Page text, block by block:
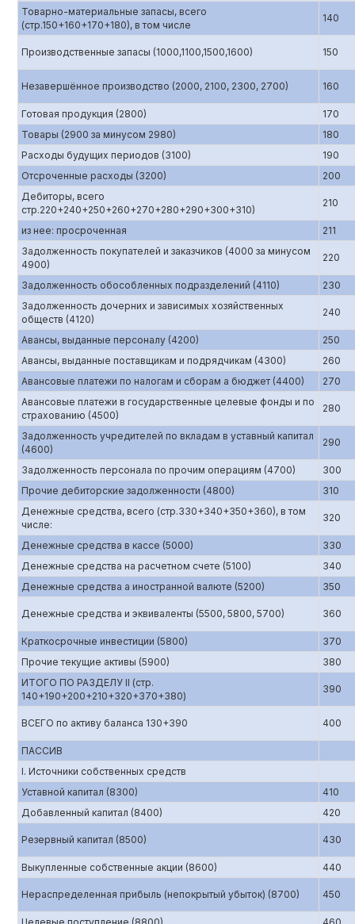
Товарно-материальные запасы, всего
(стр.150+160+170+180), в том числе
140
Производственные запасы (1000,1100,1500,1600) 150
Незавершённое производство (2000, 2100, 2300, 2700) 160
Готовая продукция (2800)
170
Товары (2900 за минусом 2980)
180
Расходы будущих периодов (3100)
190
Отсроченные расходы (3200)
200
Дебиторы, всего
стр.220+240+250+260+270+280+290+300+310)
210
из нее: просроченная
211
Задолженность покупателей и заказчиков (4000 за минусом
4900)
220
Задолженность обособленных подразделений (4110)
230
Задолженность дочерних и зависимых хозяйственных
обществ (4120)
240
Авансы, выданные персоналу (4200)
250
Авансы, выданные поставщикам и подрядчикам (4300)
260
Авансовые платежи по налогам и сборам а бюджет (4400)
270
Авансовые платежи в государственные целевые фонды и по
страхованию (4500)
280
Задолженность учредителей по вкладам в уставный капитал
(4600)
290
Задолженность персонала по прочим операциям (4700)
300
Прочие дебиторские задолженности (4800)
310
Денежные средства, всего (стр.330+340+350+360), в том
числе:
320
Денежные средства в кассе (5000)
330
Денежные средства на расчетном счете (5100)
340
Денежные средства а иностранной валюте (5200)
350
Денежные средства и эквиваленты (5500, 5800, 5700) 360
Краткосрочные инвестиции (5800)
370
Прочие текущие активы (5900)
380
ИТОГО ПО РАЗДЕЛУ II (стр.
140+190+200+210+320+370+380)
390
ВСЕГО по активу баланса 130+390 400
ПАССИВ
I. Источники собственных средств
Уставной капитал (8300)
410
Добавленный капитал (8400)
420
Резервный капитал (8500) 430
Выкупленные собственные акции (8600) 440
Нераспределенная прибыль (непокрытый убыток) (8700) 450